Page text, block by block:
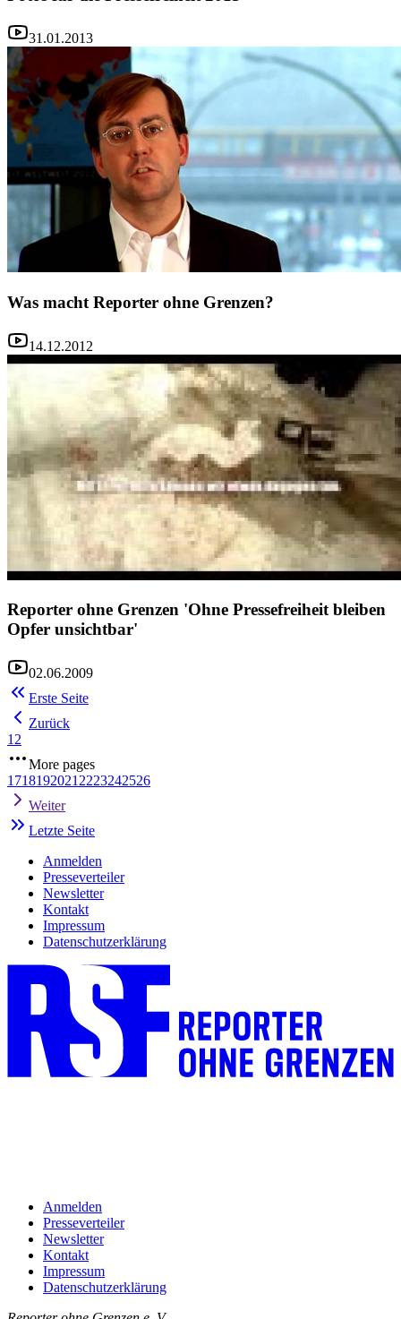
31.01.2013
Was macht Reporter ohne Grenzen?
14.12.2012
Reporter ohne Grenzen 'Ohne Pressefreiheit bleiben
Opfer unsichtbar'
02.06.2009
Erste Seite
Zurück
1 2
More pages
1718192021 2223242526
Weiter
Letzte Seite
Anmelden
Presseverteiler
Newsletter
Kontakt
Impressum
Datenschutzerklärung
Anmelden
Presseverteiler
Newsletter
Kontakt
Impressum
Datenschutzerklärung